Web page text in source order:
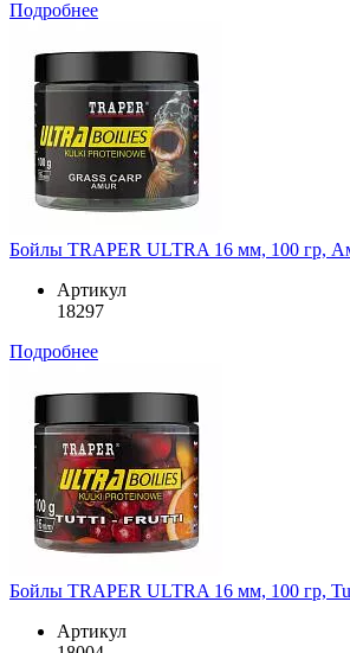
Подробнее
Бойлы TRAPER ULTRA 16 мм, 100 гр,
Артикул
18297
Подробнее
Бойлы TRAPER ULTRA 16 мм, 100 гр,
Артикул